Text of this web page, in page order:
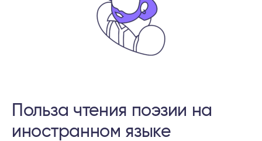
Польза чтения поэзии на
иностранном языке